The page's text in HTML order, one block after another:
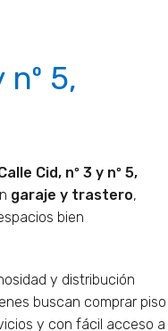
5,
Cid, nº 3 y nº 5,
garaje y trastero,
bien
y distribución
buscan comprar piso
y con fácil acceso a